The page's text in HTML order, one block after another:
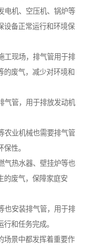
电机、空压机、锅炉等
设备正常运行和环境保
工现场，排气管用于排
的废气，减少对环境和
气管，用于排放发动机
农业机械也需要排气管
性。
气热水器、壁挂炉等也
的废气，保障家庭安
也安装排气管，用于排
和任务完成。
场景中都发挥着重要作